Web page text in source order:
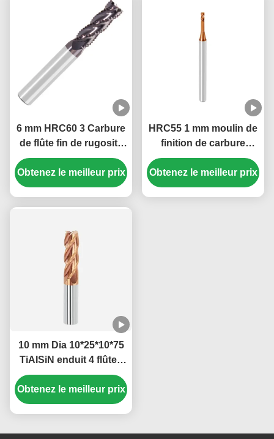
6 mm HRC60 3 Carbure
de flûte fin de rugosité
moulins pour l'acier
AITiN revêtu
Obtenez le meilleur prix
HRC55 1 mm moulin de
finition de carbure
solide 2 flûtes long cou
court flûtes carré
finition
Obtenez le meilleur prix
10 mm Dia 10*25*10*75
TiAISiN enduit 4 flûtes
plates Carbide Carré Fin
de moulin Pour l'acier
au carbone alliage
Obtenez le meilleur prix